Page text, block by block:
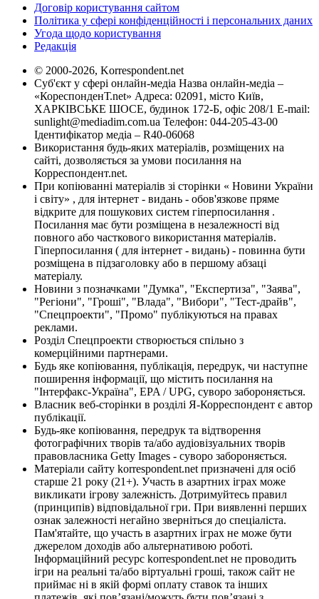
Договір користування сайтом
Політика у сфері конфіденційності і персональних даних
Угода щодо користування
Редакція
© 2000-2026, Korrespondent.net
Суб'єкт у сфері онлайн-медіа Назва онлайн-медіа –
«КореспонденТ.net» Адреса: 02091, місто Київ,
ХАРКІВСЬКЕ ШОСЕ, будинок 172-Б, офіс 208/1 E-mail:
sunlight@mediadim.com.ua Телефон: 044-205-43-00
Ідентифікатор медіа – R40-06068
Використання будь-яких матеріалів, розміщених на
сайті, дозволяється за умови посилання на
Корреспондент.net.
При копіюванні матеріалів зі сторінки « Новини України
і світу» , для інтернет - видань - обов'язкове пряме
відкрите для пошукових систем гіперпосилання .
Посилання має бути розміщена в незалежності від
повного або часткового використання матеріалів.
Гіперпосилання ( для інтернет - видань) - повинна бути
розміщена в підзаголовку або в першому абзаці
матеріалу.
Новини з позначками "Думка", "Експертиза", "Заява",
"Регіони", "Гроші", "Влада", "Вибори", "Тест-драйв",
"Спецпроекти", "Промо" публікуються на правах
реклами.
Розділ Спецпроекти створюється спільно з
комерційними партнерами.
Будь яке копіювання, публікація, передрук, чи наступне
поширення інформації, що містить посилання на
"Інтерфакс-Україна", EPA / UPG, суворо забороняється.
Власник веб-сторінки в розділі Я-Корреспондент є автор
публікації.
Будь-яке копіювання, передрук та відтворення
фотографічних творів та/або аудіовізуальних творів
правовласника Getty Images - суворо забороняється.
Матеріали сайту korrespondent.net призначені для осіб
старше 21 року (21+). Участь в азартних іграх може
викликати ігрову залежність. Дотримуйтесь правил
(принципів) відповідальної гри. При виявленні перших
ознак залежності негайно зверніться до спеціаліста.
Пам'ятайте, що участь в азартних іграх не може бути
джерелом доходів або альтернативою роботі.
Інформаційний ресурс korrespondent.net не проводить
ігри на реальні та/або віртуальні гроші, також сайт не
приймає ні в якій формі оплату ставок та інших